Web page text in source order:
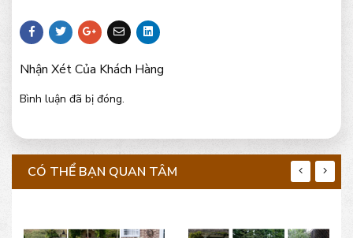
Nhận Xét Của Khách Hàng
Bình luận đã bị đóng.
CÓ THỂ BẠN QUAN TÂM